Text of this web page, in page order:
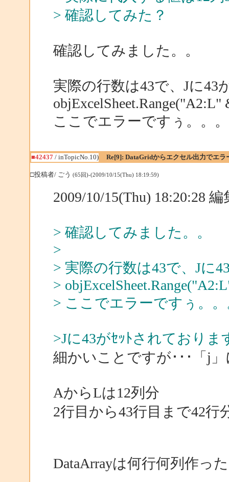
> 確認してみた？
確認してみました。。
実際の行数は43で、Jに43
ここでエラーですぅ。。。
■42437/ inTopicNo.10) Re[9]: DataGridからエクセル出力でエラ
□投稿者/ ごう (65回)-(2009/10/15(Thu) 18:19:59)
2009/10/15(Thu) 18:20:28
> 確認してみました。。
>
> 実際の行数は43で、Jに
>
> ここでエラーですぅ。
>Jに43がｾｯﾄされておりま
細かいことですが･･･「j
AからLは12列分
2行目から43行目まで42行
DataArrayは何行何列作っ